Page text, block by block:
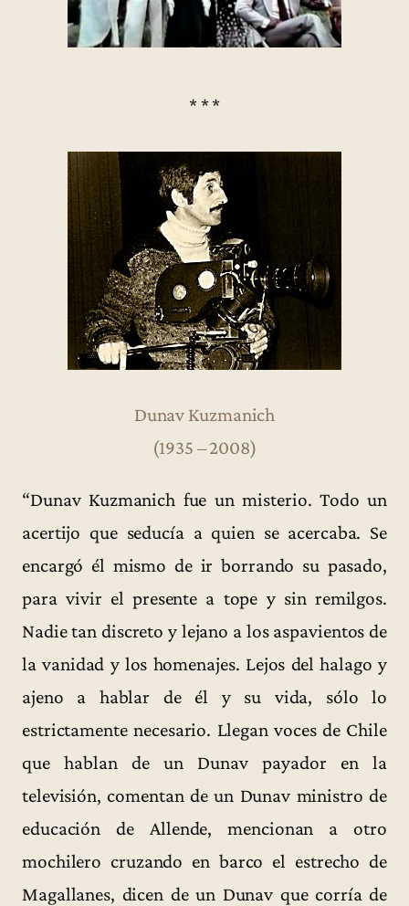
* * *
Dunav Kuzmanich
(1935 – 2008)
“Dunav Kuzmanich fue un misterio. Todo un
acertijo que seducía a quien se acercaba. Se
encargó él mismo de ir borrando su pasado,
para vivir el presente a tope y sin remilgos.
Nadie tan discreto y lejano a los aspavientos de
la vanidad y los homenajes. Lejos del halago y
ajeno a hablar de él y su vida, sólo lo
estrictamente necesario. Llegan voces de Chile
que hablan de un Dunav payador en la
televisión, comentan de un Dunav ministro de
educación de Allende, mencionan a otro
mochilero cruzando en barco el estrecho de
Magallanes, dicen de un Dunav que corría de